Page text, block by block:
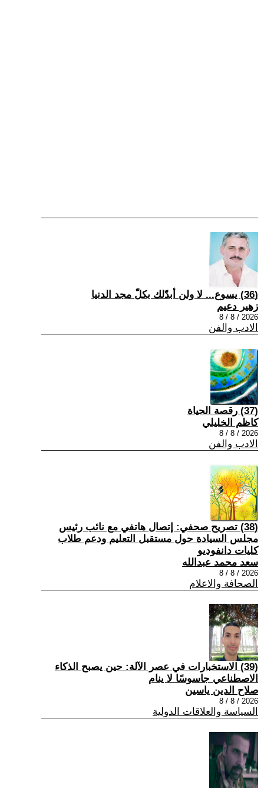
(36) يسوع... لا ولن أبدّلك بكلّ مجد الدنيا
زهير دعيم
2026 / 8 / 8
الادب والفن
(37) رقصة الحياة
كاظم الخليلي
2026 / 8 / 8
الادب والفن
(38) تصريح صحفي: إتصال هاتفي مع نائب رئيس
مجلس السيادة حول مستقبل التعليم ودعم طلاب
كليات دانفوديو
سعد محمد عبدالله
2026 / 8 / 8
الصحافة والاعلام
(39) الاستخبارات في عصر الآلة: حين يصبح الذكاء
الاصطناعي جاسوسًا لا ينام
صلاح الدين ياسين
2026 / 8 / 8
السياسة والعلاقات الدولية